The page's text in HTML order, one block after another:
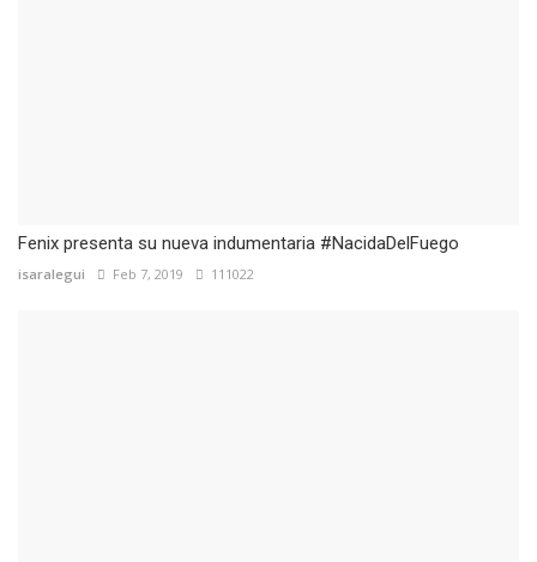
Fenix presenta su nueva indumentaria #NacidaDelFuego
isaralegui Feb 7, 2019 111022